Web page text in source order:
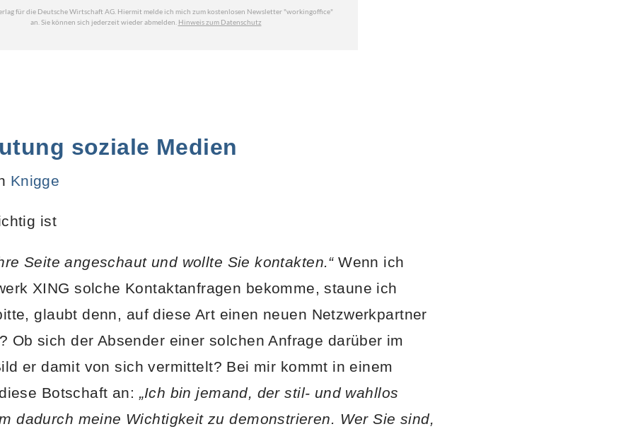
soziale Medien
Knigge
ist
Seite angeschaut und wollte Sie kontakten.“Wenn ich
XING solche Kontaktanfragen bekomme, staune ich
glaubt denn, auf diese Art einen neuen Netzwerkpartner
Ob sich der Absender einer solchen Anfrage darüber im
er damit von sich vermittelt? Bei mir kommt in einem
Botschaft an: „Ich bin jemand, der stil- und wahllos
dadurch meine Wichtigkeit zu demonstrieren. Wer Sie sind,